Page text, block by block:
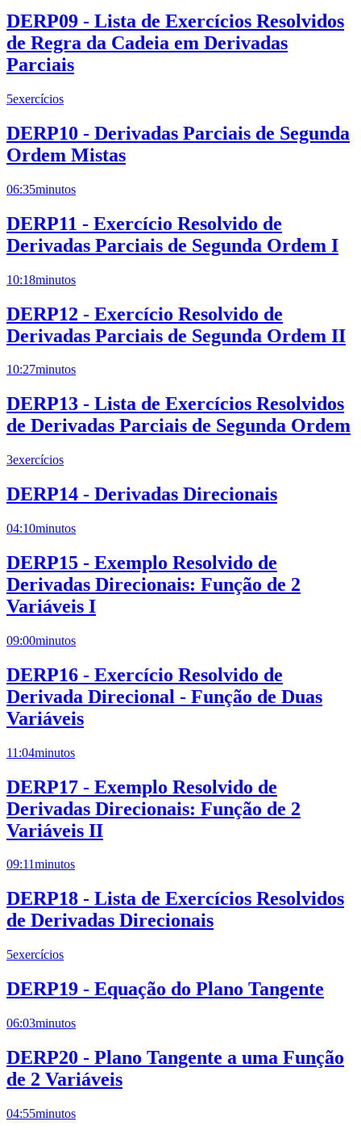
DERP09 - Lista de Exercícios Resolvidos
de Regra da Cadeia em Derivadas
Parciais
5exercícios
DERP10 - Derivadas Parciais de Segunda
Ordem Mistas
06:35minutos
DERP11 - Exercício Resolvido de
Derivadas Parciais de Segunda Ordem I
10:18minutos
DERP12 - Exercício Resolvido de
Derivadas Parciais de Segunda Ordem II
10:27minutos
DERP13 - Lista de Exercícios Resolvidos
de Derivadas Parciais de Segunda Ordem
3exercícios
DERP14 - Derivadas Direcionais
04:10minutos
DERP15 - Exemplo Resolvido de
Derivadas Direcionais: Função de 2
Variáveis I
09:00minutos
DERP16 - Exercício Resolvido de
Derivada Direcional - Função de Duas
Variáveis
11:04minutos
DERP17 - Exemplo Resolvido de
Derivadas Direcionais: Função de 2
Variáveis II
09:11minutos
DERP18 - Lista de Exercícios Resolvidos
de Derivadas Direcionais
5exercícios
DERP19 - Equação do Plano Tangente
06:03minutos
DERP20 - Plano Tangente a uma Função
de 2 Variáveis
04:55minutos